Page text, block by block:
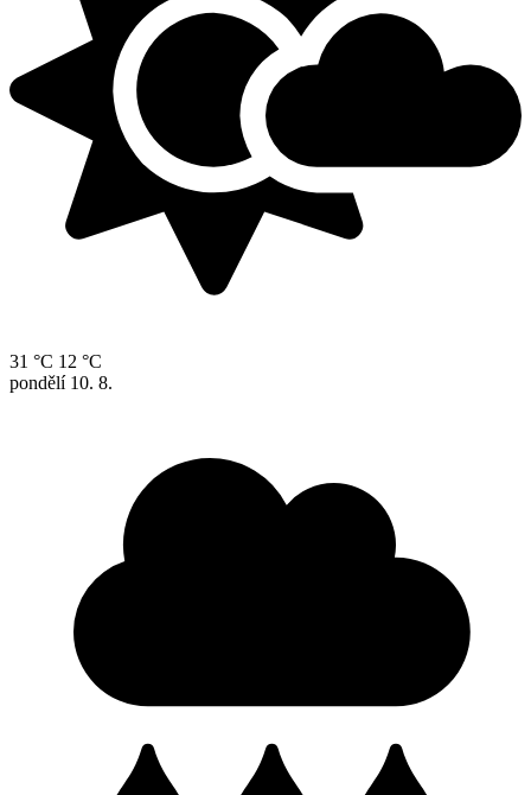
31 °C 12 °C
pondělí 10. 8.